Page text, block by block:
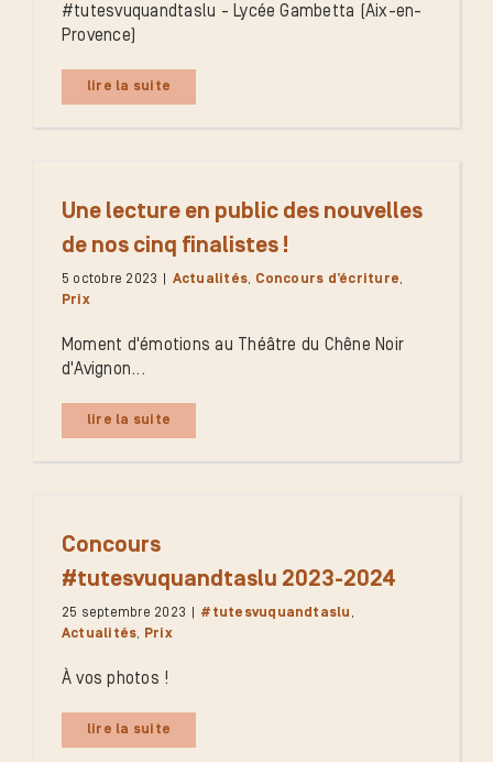
#tutesvuquandtaslu - Lycée Gambetta (Aix-en-
Provence)
lire la suite
Une lecture en public des nouvelles
de nos cinq finalistes !
5 octobre 2023 Actualités, Concours d’écriture,
Prix
Moment d'émotions au Théâtre du Chêne Noir
d'Avignon...
lire la suite
Concours
#tutesvuquandtaslu 2023-2024
25 septembre 2023 #tutesvuquandtaslu ,
Actualités, Prix
À vos photos !
lire la suite